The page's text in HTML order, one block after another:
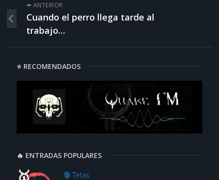
⬅️ ANTERIOR
Cuando el perro llega tarde al
trabajo…
⭐ RECOMENDADOS
🔥 ENTRADAS POPULARES
🔞 Tetas